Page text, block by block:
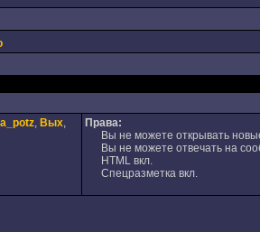
, Вых,
Права:
Вы не можете открывать
Вы не можете отвечать на
HTML вкл.
Спецразметка вкл.